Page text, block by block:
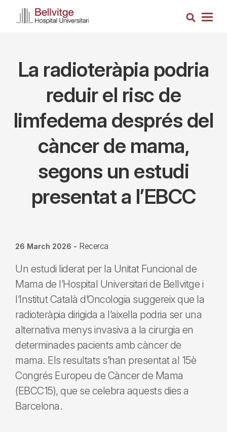
Search
La radioteràpia podria
reduir el risc de
limfedema després del
càncer de mama,
segons un estudi
presentat a l’EBCC
26 March 2026 - Recerca
Un estudi liderat per la Unitat Funcional de
Mama de l’Hospital Universitari de Bellvitge i
l’Institut Català d’Oncologia suggereix que la
radioteràpia dirigida a l’aixella podria ser una
alternativa menys invasiva a la cirurgia en
determinades pacients amb càncer de
mama. Els resultats s’han presentat al 15è
Congrés Europeu de Càncer de Mama
(EBCC15), que se celebra aquests dies a
Barcelona.